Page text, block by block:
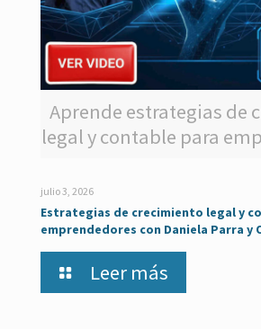
Aprende estrategias de
legal y contable para
julio 3, 2026
Estrategias de crecimiento legal y
emprendedores con Daniela Parra y
Leer más